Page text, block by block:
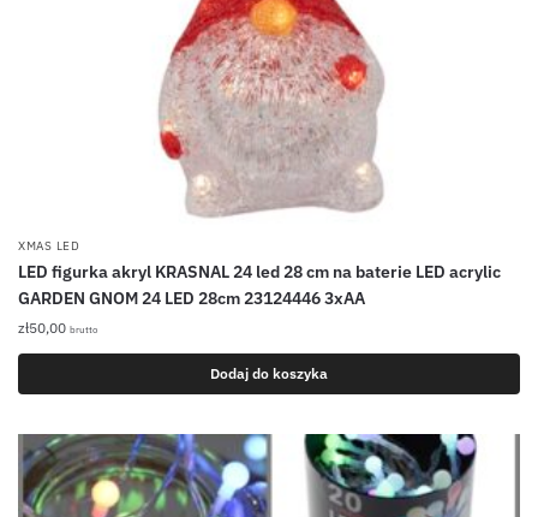
XMAS LED
LED figurka akryl KRASNAL 24 led 28 cm na baterie LED acrylic
GARDEN GNOM 24 LED 28cm 23124446 3xAA
zł50,00 brutto
Dodaj do koszyka